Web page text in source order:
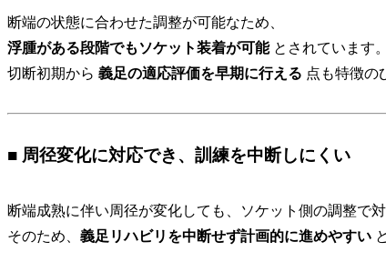
断端の状態に合わせた調整が可能なため、
浮腫がある段階でもソケット装着が可能とされています。
切断初期から 義足の適応評価を早期に行える 点も特徴の
■ 周径変化に対応でき、訓練を中断しにくい
断端成熟に伴い周径が変化しても、ソケット側の調整で対
そのため、 義足リハビリを中断せず計画的に進めやすい